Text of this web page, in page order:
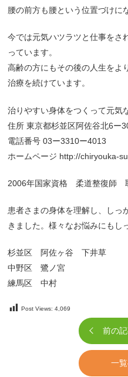
腰の前方も腰という位置づけに
今では元気ハツラツと仕事をさ
っています。
高齢の方にもその後の人生をよ
治療を続けています。
治りやすい身体をつくって元気
住所 東京都杉並区阿佐谷北6ー
電話番号 03ー3310ー4013
ホームページ http://chiryouka-
2006年国家資格 柔道整復師
患者さまの身体を理解し、しっ
きました。様々なお悩みにもし
杉並区 阿佐ヶ谷 下井草
中野区 鷺ノ宮
練馬区 中村
Post Views: 4,069
前の
一